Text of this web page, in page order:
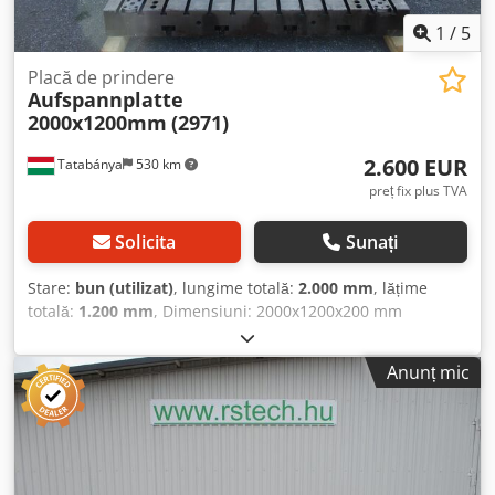
1 / 5
Tatabánya 530 km
Placă de prindere
Aufspannplatte
2000x1200mm (2971)
2.600 EUR
preț fix plus TVA
Solicita Sunați
Stare: bun (utilizat), lungime totală: 2.000 mm, lățime
totală: 1.200 mm, Dimensiuni: 2000x1200x200 mm
Dwsdpfeur N Sdex Afnea Dimensiunea găurii: 1300x500
mm
Anunț mic